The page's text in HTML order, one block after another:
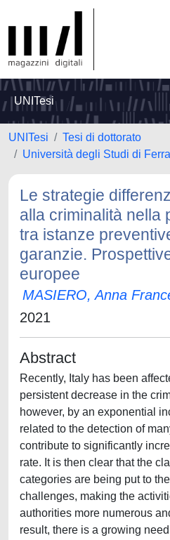
UNITesi
UNITesi
Tesi di dottorato
Università degli Studi di
Le strategie
alla criminalità nella
tra istanze
garanzie.
europee
MASIERO, Anna
2021
Abstract
Recently, Italy has been
persistent decrease in the
however, by an exponential
related to the detection of
contribute to significantly
rate. It is then clear that the
categories are being put to
challenges, making the
authorities more numerous
result, there is a growing